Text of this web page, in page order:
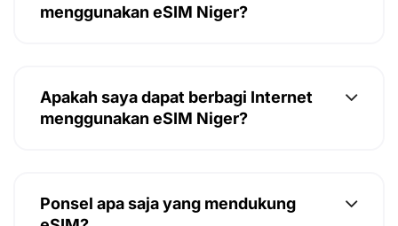
menggunakan eSIM Niger?
Apakah saya dapat berbagi Internet
menggunakan eSIM Niger?
Ponsel apa saja yang mendukung